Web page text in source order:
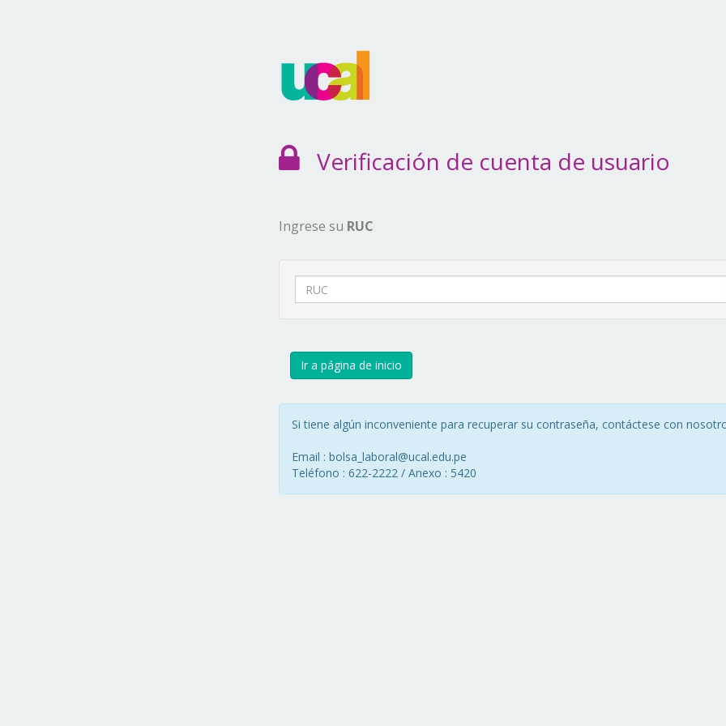
Verificación de cuenta de usuario
Ingrese su RUC
Ir a página de inicio
Si tiene algún inconveniente para recuperar su contraseña, contáctese con
Email : bolsa_laboral@ucal.edu.pe
Teléfono : 622-2222 / Anexo : 5420